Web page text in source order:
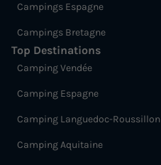
Campings Espagne
Campings Bretagne
Top Destinations
Camping Vendée
Camping Espagne
Camping Languedoc-Roussillon
Camping Aquitaine